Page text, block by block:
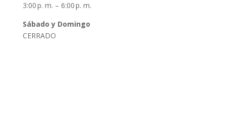
3:00 p. m. – 6:00 p. m.
Sábado y Domingo
CERRADO